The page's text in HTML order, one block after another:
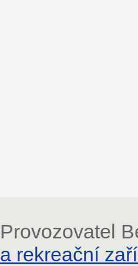
Provozovatel
a rekreační